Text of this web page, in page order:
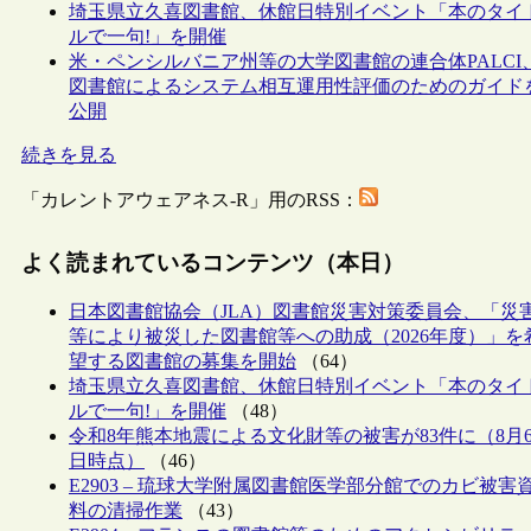
埼玉県立久喜図書館、休館日特別イベント「本のタイ
ルで一句!」を開催
米・ペンシルバニア州等の大学図書館の連合体PALCI、
図書館によるシステム相互運用性評価のためのガイド
公開
続きを見る
「カレントアウェアネス-R」用のRSS：
よく読まれているコンテンツ（本日）
日本図書館協会（JLA）図書館災害対策委員会、「災
等により被災した図書館等への助成（2026年度）」を
望する図書館の募集を開始 （64）
埼玉県立久喜図書館、休館日特別イベント「本のタイ
ルで一句!」を開催 （48）
令和8年熊本地震による文化財等の被害が83件に（8月
日時点）
（46）
E2903 – 琉球大学附属図書館医学部分館でのカビ被害
料の清掃作業 （43）